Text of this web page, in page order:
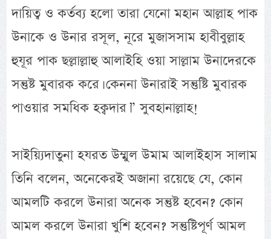
দায়িত্ব ও কর্তব্য হলো তারা যেনো মহান আল্লাহ পাক
উনাকে ও উনার রসূল, নূরে মুজাসসাম হাবীবুল্লাহ
হুযূর পাক ছল্লাল্লাহু আলাইহি ওয়া সাল্লাম উনাদেরকে
সন্তুষ্ট মুবারক করে। কেননা উনারাই সন্তুষ্টি মুবারক
পাওয়ার সমধিক হক্বদার।” সুবহানাল্লাহ!
সাইয়্যিদাতুনা হযরত উম্মুল উমাম আলাইহাস সালাম
তিনি বলেন, অনেকেরই অজানা রয়েছে যে, কোন
আমলটি করলে উনারা অনেক সন্তুষ্ট হবেন? কোন
আমল করলে উনারা খুশি হবেন? সন্তুষ্টিপূর্ণ আমল